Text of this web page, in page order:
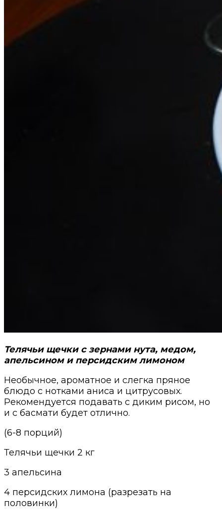
Телячьи щечки с зернами нута, медом,
апельсином и персидским лимоном
Необычное, ароматное и слегка пряное
блюдо с нотками аниса и цитрусовых.
Рекомендуется подавать с диким рисом, но
и с басмати будет отлично.
(6-8 порций)
Телячьи щечки 2 кг
3 апельсина
4 персидских лимона (разрезать на
половинки)